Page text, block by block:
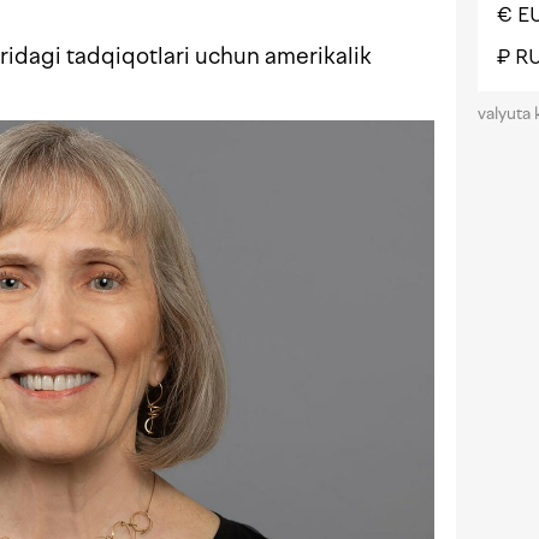
tadqiqotlari uchun amerikalik
€
₽
valyuta